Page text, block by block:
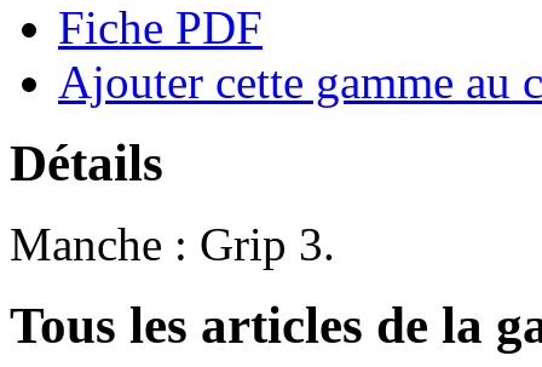
Fiche PDF
Ajouter cette gamme au
Détails
Manche : Grip 3.
Tous les articles de la